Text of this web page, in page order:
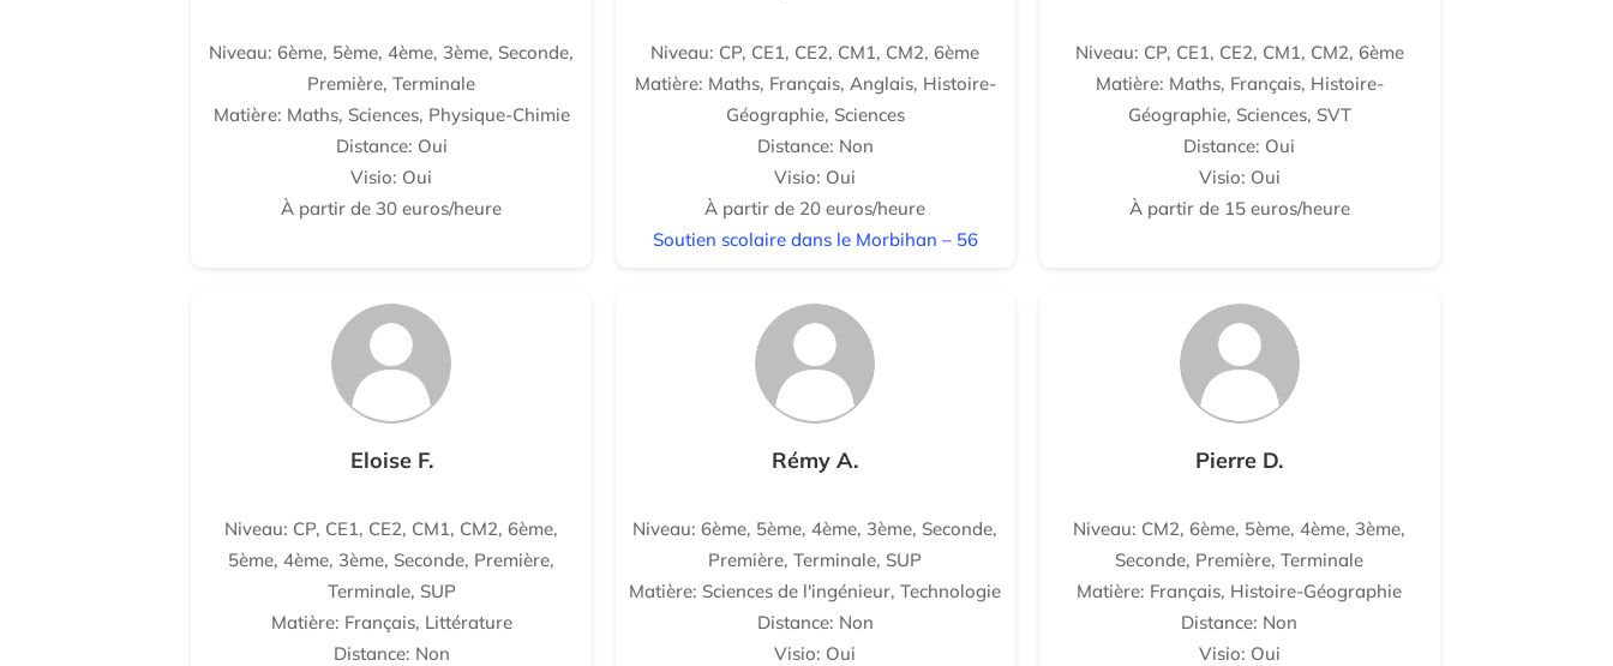
Niveau: 6ème, 5ème, 4ème, 3ème, Seconde,
Première, Terminale
Matière: Maths, Sciences, Physique-Chimie
Distance: Oui
Visio: Oui
À partir de 30 euros/heure
Niveau: CP, CE1, CE2, CM1, CM2, 6ème
Matière: Maths, Français, Anglais, Histoire-
Géographie, Sciences
Distance: Non
Visio: Oui
À partir de 20 euros/heure
Soutien scolaire dans le Morbihan – 56
Niveau: CP, CE1, CE2, CM1, CM2, 6ème
Matière: Maths, Français, Histoire-
Géographie, Sciences, SVT
Distance: Oui
Visio: Oui
À partir de 15 euros/heure
Eloise F.
Niveau: CP, CE1, CE2, CM1, CM2, 6ème,
5ème, 4ème, 3ème, Seconde, Première,
Terminale, SUP
Matière: Français, Littérature
Distance: Non
Rémy A.
Niveau: 6ème, 5ème, 4ème, 3ème, Seconde,
Première, Terminale, SUP
Matière: Sciences de l'ingénieur, Technologie
Distance: Non
Visio: Oui
Pierre D.
Niveau: CM2, 6ème, 5ème, 4ème, 3ème,
Seconde, Première, Terminale
Matière: Français, Histoire-Géographie
Distance: Non
Visio: Oui